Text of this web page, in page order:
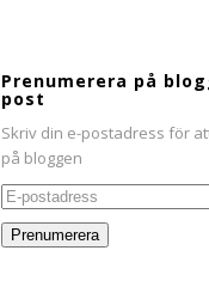
Prenumerera på
post
Skriv din e-postadress för
på bloggen
E-
postadress
Prenumerera